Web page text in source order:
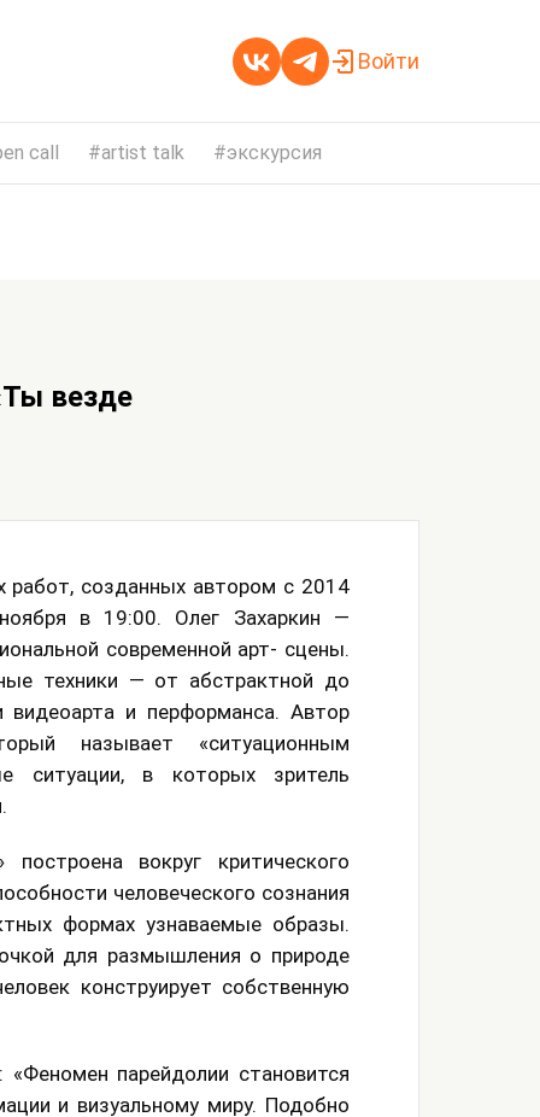
Войти
call artist talk экскурсия
везде
созданных автором с 2014
в 19:00. Олег Захаркин —
современной арт- сцены.
техники — от абстрактной до
и перформанса. Автор
называет «ситуационным
ситуации, в которых зритель
вокруг критического
человеческого сознания
формах узнаваемые образы.
для размышления о природе
конструирует собственную
парейдолии становится
и визуальному миру. Подобно